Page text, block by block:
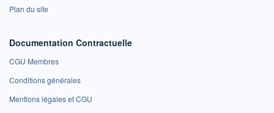
Plan du site
Documentation Contractuelle
CGU Membres
Conditions générales
Mentions légales et CGU